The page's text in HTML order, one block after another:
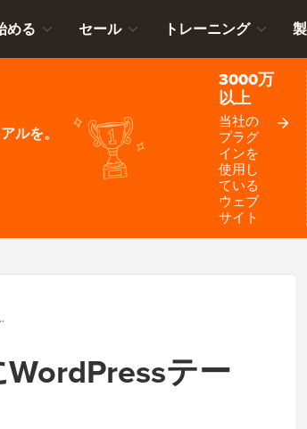
める セール トレーニング
ルを。
3000万
以上
当社の
プラグ
インを
使用し
ている
ウェブ
サイト
テー